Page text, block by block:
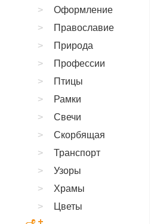
Оформление
Православие
Природа
Профессии
Птицы
Рамки
Свечи
Скорбящая
Транспорт
Узоры
Храмы
Цветы